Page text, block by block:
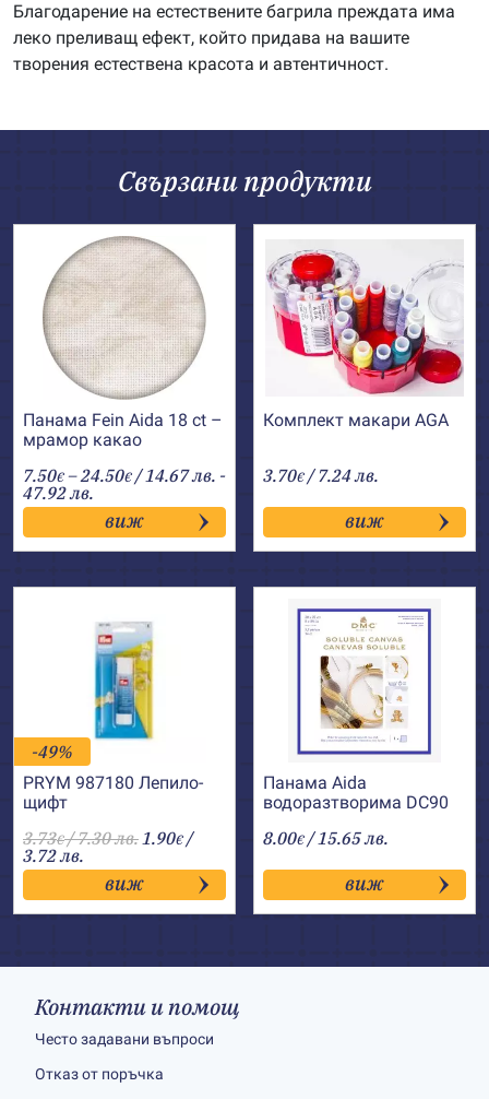
Благодарение на естествените багрила преждата има
леко преливащ ефект, който придава на вашите
творения естествена красота и автентичност.
Свързани продукти
Панама Fein Aida 18 ct –
мрамор какао
7.50€ –24.50€Price
range:
7.50€
through
24.50€
/ 14.67 лв. -
47.92 лв.
виж
Комплект макари AGA
3.70€ / 7.24 лв.
виж
-49%
PRYM 987180 Лепило-
щифт
3.73€/ 7.30 лв.1.90€ /
3.72 лв.
виж
Панама Aida
водоразтворима DC90
8.00€ / 15.65 лв.
виж
Контакти и помощ
Често задавани въпроси
Отказ от поръчка